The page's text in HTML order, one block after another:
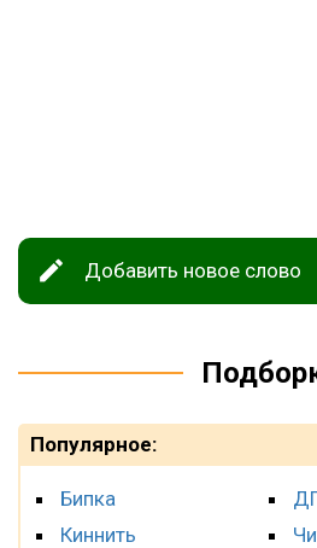
Добавить новое слово
Популярное:
Бипка
Киннить